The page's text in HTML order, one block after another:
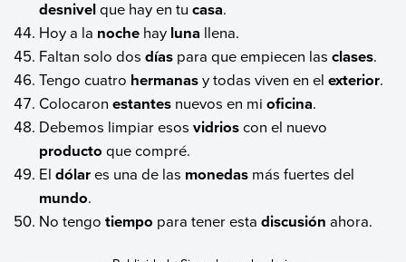
desnivelque hay en tucasa.
Hoy a la noche hay luna llena.
Faltan solo dosdías para que empiecen lasclases.
Tengo cuatro hermanasy todas viven en elexterior.
Colocaronestantes nuevos en mioficina.
Debemos limpiar esosvidrioscon el nuevo
producto que compré.
Eldólares una de las monedas más fuertes del
mundo.
No tengotiempo para tener estadiscusión ahora.